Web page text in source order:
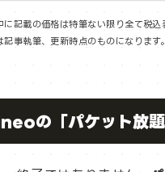
記載の価格は特筆ない限り全て税込
事執筆、更新時点のものになります。
の「パケット放